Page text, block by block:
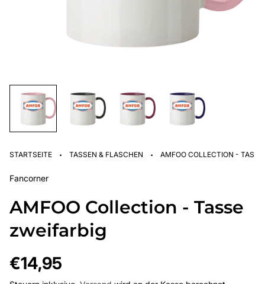
STARTSEITE · TASSEN & FLASCHEN · AMFOO COLLECTION - TASSE
Fancorner
AMFOO Collection - Tasse
zweifarbig
Regulärer
Preis
€14,95